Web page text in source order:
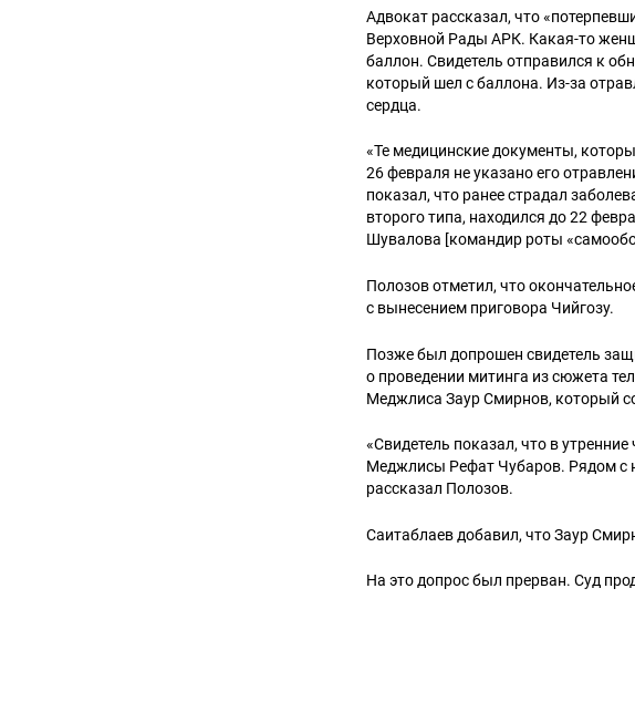
Адвокат рассказал, что
Верховной Рады АРК. Какая-то
баллон. Свидетель отправился к
который шел с баллона. Из-за
сердца.
«Те медицинские документы,
26 февраля не указано его
показал, что ранее страдал
второго типа, находился до 22
Шувалова [командир роты
Полозов отметил, что
с вынесением приговора Чийгозу.
Позже был допрошен свидетель
о проведении митинга из сюжета
Меджлиса Заур Смирнов, который
«Свидетель показал, что в
Меджлисы Рефат Чубаров. Рядом с
рассказал Полозов.
Саитаблаев добавил, что Заур
На это допрос был прерван. Суд